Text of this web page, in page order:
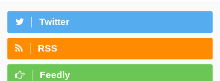
Twitter
RSS
Feedly